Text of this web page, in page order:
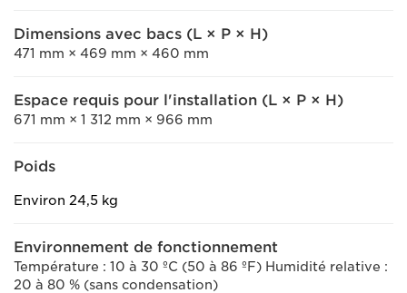
Dimensions avec bacs (L × P × H)
471 mm × 469 mm × 460 mm
Espace requis pour l'installation (L × P × H)
671 mm × 1 312 mm × 966 mm
Poids
Environ 24,5 kg
Environnement de fonctionnement
Température : 10 à 30 ºC (50 à 86 ºF) Humidité relative :
20 à 80 % (sans condensation)